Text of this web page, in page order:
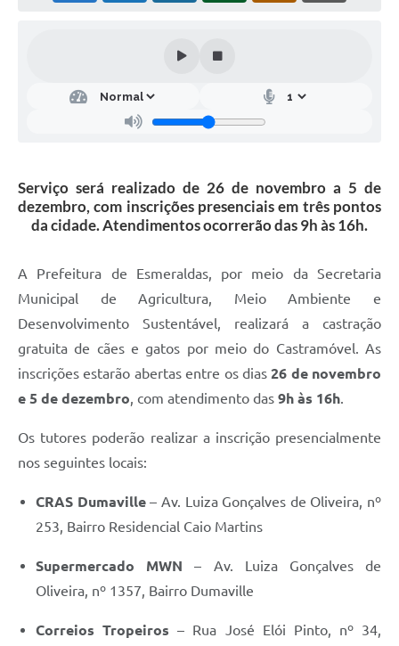
Serviço será realizado de 26 de novembro a 5 de
dezembro, com inscrições presenciais em três pontos
da cidade. Atendimentos ocorrerão das 9h às 16h.
A Prefeitura de Esmeraldas, por meio da Secretaria
Municipal de Agricultura, Meio Ambiente e
Desenvolvimento Sustentável, realizará a castração
gratuita de cães e gatos por meio do Castramóvel. As
inscrições estarão abertas entre os dias26 de novembro
e 5 de dezembro, com atendimento das 9h às 16h.
Os tutores poderão realizar a inscrição presencialmente
nos seguintes locais:
CRAS Dumaville– Av. Luiza Gonçalves de Oliveira, nº
253, Bairro Residencial Caio Martins
Supermercado MWN – Av. Luiza Gonçalves de
Oliveira, nº 1357, Bairro Dumaville
Correios Tropeiros – Rua José Elói Pinto, nº 34,